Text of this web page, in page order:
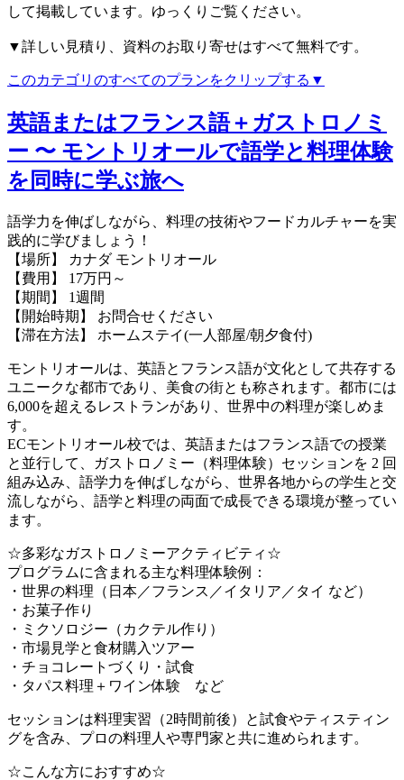
して掲載しています。ゆっくりご覧ください。
▼詳しい見積り、資料のお取り寄せはすべて無料です。
このカテゴリのすべてのプランをクリップする▼
英語またはフランス語＋ガストロノミ
ー 〜 モントリオールで語学と料理体験
を同時に学ぶ旅へ
語学力を伸ばしながら、料理の技術やフードカルチャーを実
践的に学びましょう！
【場所】 カナダ モントリオール
【費用】 17万円～
【期間】 1週間
【開始時期】 お問合せください
【滞在方法】 ホームステイ(一人部屋/朝夕食付)
モントリオールは、英語とフランス語が文化として共存する
ユニークな都市であり、美食の街とも称されます。都市には
6,000を超えるレストランがあり、世界中の料理が楽しめま
す。
ECモントリオール校では、英語またはフランス語での授業
と並行して、ガストロノミー（料理体験）セッションを 2 回
組み込み、語学力を伸ばしながら、世界各地からの学生と交
流しながら、語学と料理の両面で成長できる環境が整ってい
ます。
☆多彩なガストロノミーアクティビティ☆
プログラムに含まれる主な料理体験例：
・世界の料理（日本／フランス／イタリア／タイ など）
・お菓子作り
・ミクソロジー（カクテル作り）
・市場見学と食材購入ツアー
・チョコレートづくり・試食
・タパス料理＋ワイン体験 など
セッションは料理実習（2時間前後）と試食やティスティン
グを含み、プロの料理人や専門家と共に進められます。
☆こんな方におすすめ☆